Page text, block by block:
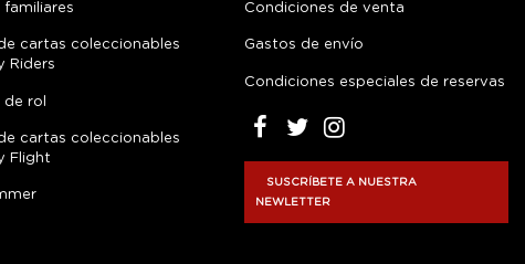
familiares
cartas coleccionables
Riders
de rol
cartas coleccionables
Flight
Condiciones de venta
Gastos de envío
Condiciones especiales de reservas
SUSCRÍBETE A NUESTRA
NEWLETTER